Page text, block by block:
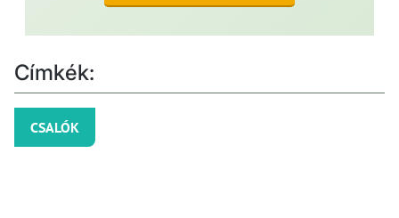
Címkék:
CSALÓK